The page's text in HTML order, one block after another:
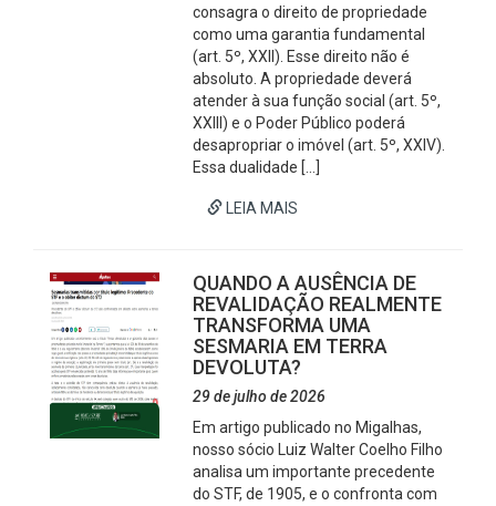
consagra o direito de propriedade
como uma garantia fundamental
(art. 5º, XXII). Esse direito não é
absoluto. A propriedade deverá
atender à sua função social (art. 5º,
XXIII) e o Poder Público poderá
desapropriar o imóvel (art. 5º, XXIV).
Essa dualidade […]
LEIA MAIS
QUANDO A AUSÊNCIA DE
REVALIDAÇÃO REALMENTE
TRANSFORMA UMA
SESMARIA EM TERRA
DEVOLUTA?
29 de julho de 2026
Em artigo publicado no Migalhas,
nosso sócio Luiz Walter Coelho Filho
analisa um importante precedente
do STF, de 1905, e o confronta com